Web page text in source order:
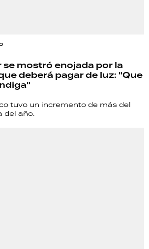
se mostró enojada por la
deberá pagar de luz: "Que
tuvo un incremento de más del
del año.